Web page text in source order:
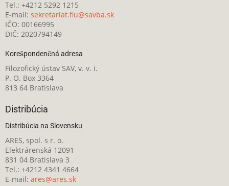
Tel.: +4212 5292 1215
E-mail: sekretariat.fiu@savba.sk
IČO: 00166995
DIČ: 2020794149
Korešpondenčná adresa
Filozofický ústav SAV, v. v. i.
P. O. Box 3364
813 64 Bratislava
Distribúcia
Distribúcia na Slovensku
ARES, spol. s r. o.
Elektrárenská 12091
831 04 Bratislava 3
Tel.: +4212 4341 4664
E-mail: ares@ares.sk